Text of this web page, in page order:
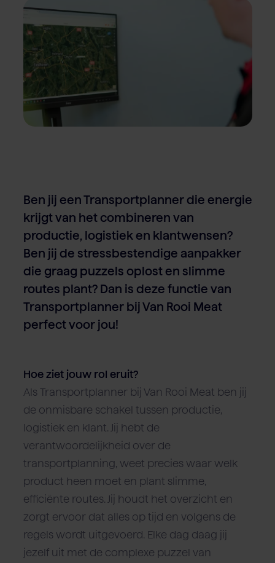
Over Van Rooi
Locaties
Keurmerken & certificaten
Ben jij een Transportplanner die energie
krijgt van het combineren van
productie, logistiek en klantwensen?
Ben jij de stressbestendige aanpakker
die graag puzzels oplost en slimme
routes plant? Dan is deze functie van
Transportplanner bij Van Rooi Meat
perfect voor jou!
Hoe ziet jouw rol eruit?
Als Transportplanner bij Van Rooi Meat ben jij
de onmisbare schakel tussen productie,
logistiek en klant. Jij hebt de
verantwoordelijkheid over de
transportplanning, weet precies waar welk
product heen moet en plant slimme,
efficiënte routes. Jij houdt het overzicht en
zorgt ervoor dat alles op tijd en volgens de
regels wordt uitgevoerd. Elke dag daag jij
jezelf uit met de complexe puzzel van